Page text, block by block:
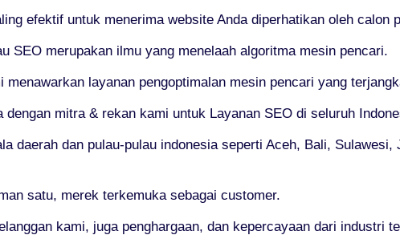
efektif untuk menerima website Anda diperhatikan oleh calon
SEO merupakan ilmu yang menelaah algoritma mesin pencari.
menawarkan layanan pengoptimalan mesin pencari yang
mitra & rekan kami untuk Layanan SEO di seluruh
daerah dan pulau-pulau indonesia seperti Aceh, Bali,
satu, merek terkemuka sebagai customer.
kami, juga penghargaan, dan kepercayaan dari industri